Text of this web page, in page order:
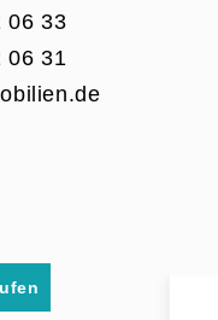
06 33
06 31